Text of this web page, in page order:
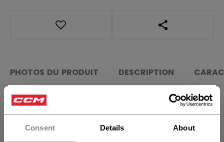
Consent Details About
Vous souhaitez expédier des
produits aux États-Unis ?
OUVRIR LES
PHOTOS DU PRODUIT DESCRIPTION